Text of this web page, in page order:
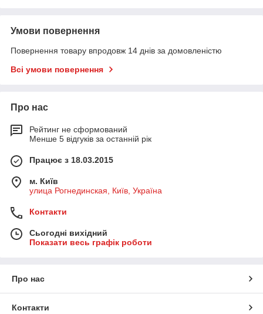
Умови повернення
Повернення товару впродовж 14 днів за домовленістю
Всі умови повернення
Про нас
Рейтинг не сформований
Менше 5 відгуків за останній рік
Працює з 18.03.2015
м. Київ
улица Рогнединская, Київ, Україна
Контакти
Сьогодні вихідний
Показати весь графік роботи
Про нас
Контакти